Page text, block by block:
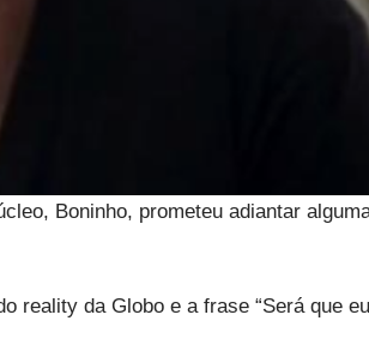
Boninho, prometeu adiantar
reality da Globo e a frase “Será que eu